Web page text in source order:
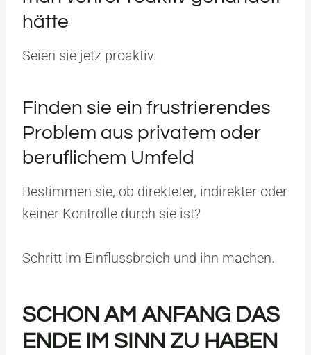
hätte
Seien sie jetz proaktiv.
Finden sie ein frustrierendes
Problem aus privatem oder
beruflichem Umfeld
Bestimmen sie, ob direkteter, indirekter oder
keiner Kontrolle durch sie ist?
Schritt im Einflussbreich und ihn machen.
SCHON AM ANFANG DAS
ENDE IM SINN ZU HABEN